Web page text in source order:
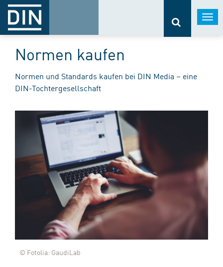
Normen kaufen
Normen und Standards kaufen bei DIN Media – eine
DIN-Tochtergesellschaft
© Fotolia: GaudiLab